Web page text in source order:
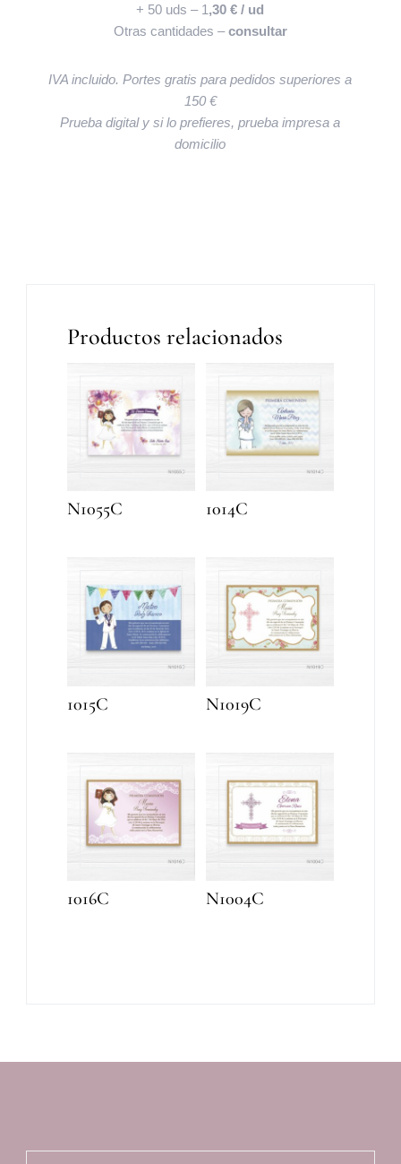
+ 50 uds – 1 ,30 € / ud
Otras cantidades –consultar
IVA incluido. Portes gratis para pedidos superiores a
150 €
Prueba digital y si lo prefieres, prueba impresa a
domicilio
Productos relacionados
N1055C 1014C
1015C N1019C
1016C N1004C